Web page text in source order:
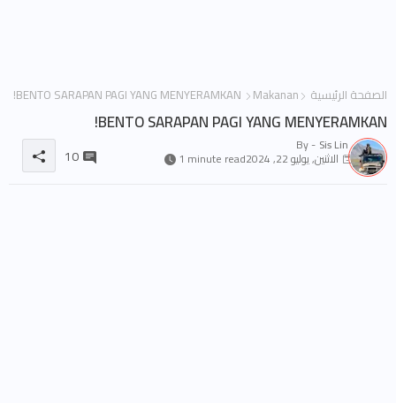
الصفحة الرئيسية Makanan
BENTO SARAPAN PAGI YANG MENYERAMKAN!
By - Sis Lin
الاثنين, يوليو 22, 2024 1 minute read
10